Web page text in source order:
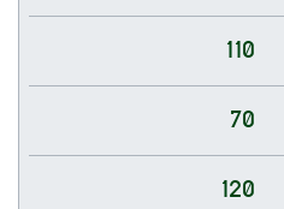
110
70
120